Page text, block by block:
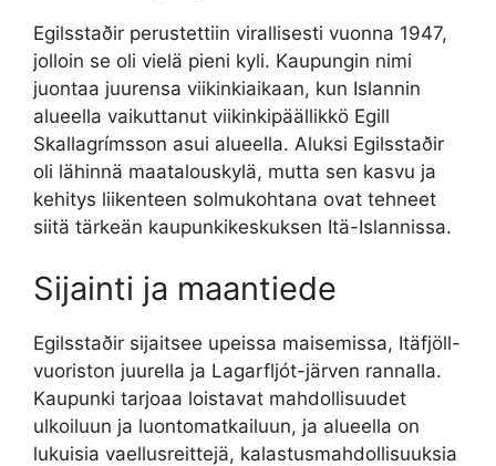
Egilsstaðir perustettiin virallisesti vuonna 1947,
jolloin se oli vielä pieni kyli. Kaupungin nimi
juontaa juurensa viikinkiaikaan, kun Islannin
alueella vaikuttanut viikinkipäällikkö Egill
Skallagrímsson asui alueella. Aluksi Egilsstaðir
oli lähinnä maatalouskylä, mutta sen kasvu ja
kehitys liikenteen solmukohtana ovat tehneet
siitä tärkeän kaupunkikeskuksen Itä-Islannissa.
Sijainti ja maantiede
Egilsstaðir sijaitsee upeissa maisemissa, Itäfjöll-
vuoriston juurella ja Lagarfljót-järven rannalla.
Kaupunki tarjoaa loistavat mahdollisuudet
ulkoiluun ja luontomatkailuun, ja alueella on
lukuisia vaellusreittejä, kalastusmahdollisuuksia